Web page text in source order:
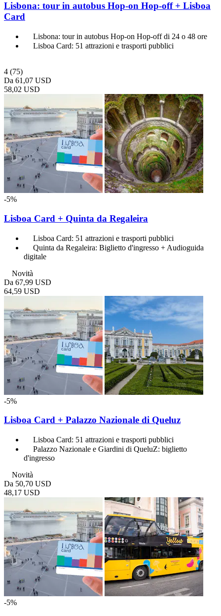
Lisbona: tour in autobus Hop-on Hop-off + Lisboa
Card
Lisbona: tour in autobus Hop-on Hop-off di 24 o 48 ore
Lisboa Card: 51 attrazioni e trasporti pubblici
4 (75)
Da 61,07 USD
58,02 USD
-5%
Lisboa Card + Quinta da Regaleira
Lisboa Card: 51 attrazioni e trasporti pubblici
Quinta da Regaleira: Biglietto d'ingresso + Audioguida
digitale
Novità
Da 67,99 USD
64,59 USD
-5%
Lisboa Card + Palazzo Nazionale di Queluz
Lisboa Card: 51 attrazioni e trasporti pubblici
Palazzo Nazionale e Giardini di QueluZ: biglietto
d'ingresso
Novità
Da 50,70 USD
48,17 USD
-5%